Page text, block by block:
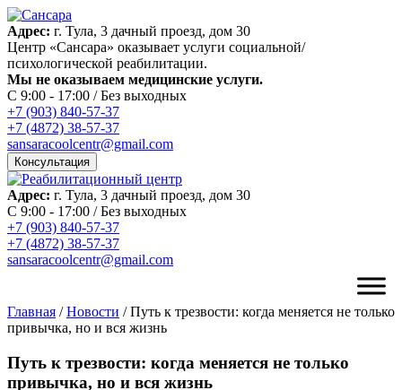
Адрес: г. Тула, 3 дачный проезд, дом 30
Центр «Сансара» оказывает услуги социальной/
психологической реабилитации.
Мы не оказываем медицинские услуги.
C 9:00 - 17:00 / Без выходных
+7 (903) 840-57-37
+7 (4872) 38-57-37
sansaracoolcentr@gmail.com
Консультация
Адрес: г. Тула, 3 дачный проезд, дом 30
C 9:00 - 17:00 / Без выходных
+7 (903) 840-57-37
+7 (4872) 38-57-37
sansaracoolcentr@gmail.com
Главная / Новости / Путь к трезвости: когда меняется не только
привычка, но и вся жизнь
Путь к трезвости: когда меняется не только
привычка, но и вся жизнь